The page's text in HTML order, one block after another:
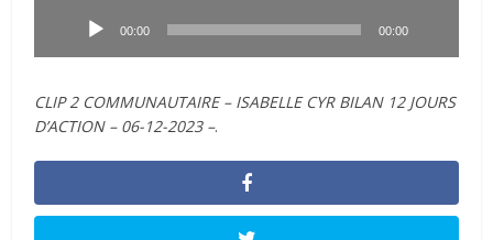
00:00 00:00
CLIP 2 COMMUNAUTAIRE – ISABELLE CYR BILAN 12 JOURS
D’ACTION – 06-12-2023 –.